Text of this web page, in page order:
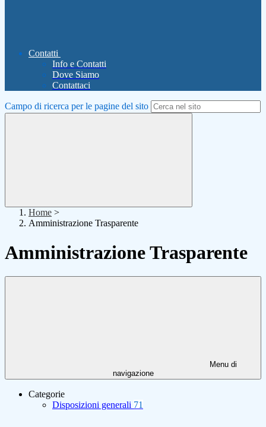
Contatti
Info e Contatti
Dove Siamo
Contattaci
Campo di ricerca per le pagine del sito
Home >
Amministrazione Trasparente
Amministrazione Trasparente
Menu di
navigazione
Categorie
Disposizioni generali 71